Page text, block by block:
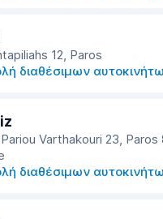
12, Paros
διαθέσιμων
Varthakouri 23, Paros
διαθέσιμων